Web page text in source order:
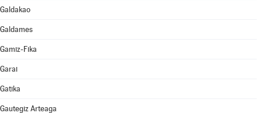
Galdakao
Galdames
Gamiz-Fika
Garai
Gatika
Gautegiz Arteaga